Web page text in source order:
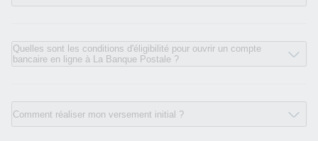
Quelles sont les conditions d'éligibilité pour ouvrir un compte
bancaire en ligne à La Banque Postale ?
Comment réaliser mon versement initial ?